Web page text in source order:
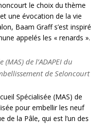
le choix du thème
une évocation de la vie
Baam Graff s’est inspiré
appelés les « renards ».
de l’ADAPEI du
de Seloncourt
Spécialisée (MAS) de
pour embellir les neuf
de la Pâle, qui est l’un des